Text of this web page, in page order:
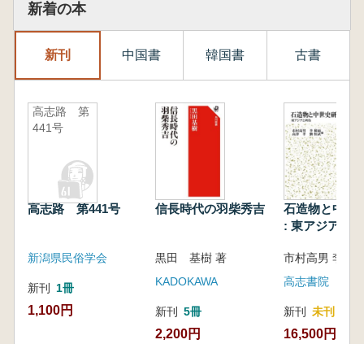
新着の本
新刊 中国書 韓国書 古書
高志路 第
441号
高志路 第441号
新潟県民俗学会
新刊 1冊
1,100円
信長時代の羽柴秀吉
黒田 基樹 著
KADOKAWA
新刊 5冊
2,200円
石造物と中世
: 東アジアと
高志書院
新刊 未刊
16,500円